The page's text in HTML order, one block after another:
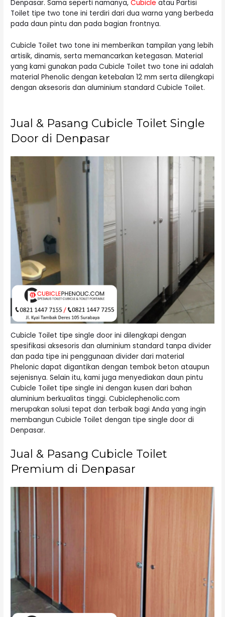
Denpasar. Sama seperti namanya,Cubicle atau Partisi
Toilet tipe two tone ini terdiri dari dua warna yang berbeda
pada daun pintu dan pada bagian frontnya.
Cubicle Toilet two tone ini memberikan tampilan yang lebih
artisik, dinamis, serta memancarkan ketegasan. Material
yang kami gunakan pada Cubicle Toilet two tone ini adalah
material Phenolic dengan ketebalan 12 mm serta dilengkapi
dengan aksesoris dan aluminium standard Cubicle Toilet.
Jual & Pasang Cubicle Toilet Single
Door di Denpasar
Cubicle Toilet tipe single door ini dilengkapi dengan
spesifikasi aksesoris dan aluminium standard tanpa divider
dan pada tipe ini penggunaan divider dari material
Phelonic dapat digantikan dengan tembok beton ataupun
sejenisnya. Selain itu, kami juga menyediakan daun pintu
Cubicle Toilet tipe single ini dengan kusen dari bahan
aluminium berkualitas tinggi. Cubiclephenolic.com
merupakan solusi tepat dan terbaik bagi Anda yang ingin
membangun Cubicle Toilet dengan tipe single door di
Denpasar.
Jual & Pasang Cubicle Toilet
Premium di Denpasar